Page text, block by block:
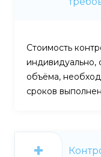
Стоимость
индивидуально,
объёма,
сроков